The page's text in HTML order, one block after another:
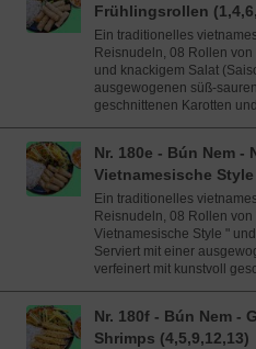
Frühlingsrollen
Ein traditionelles
Reisnudeln, 08 Rollen
und knackigem Salat
ausgewogenen süß-
geschnittenen Karotten
Nr. 180e - Bún Nem -
Vietnamesische Style
Ein traditionelles
Reisnudeln, 08 Rollen
Vietnamesische Style "
Serviert mit einer
verfeinert mit kunstvoll
Nr. 180f - Bún Nem -
Shrimps (4,5,9,12,13)